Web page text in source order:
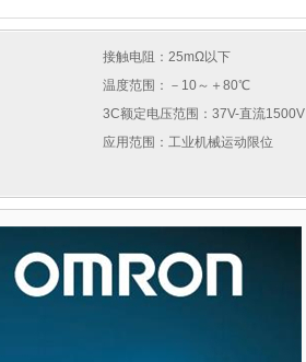
接触电阻：25mΩ以下
温度范围：－10～＋80℃
3C额定电压范围：37V-直流1500V
应用范围：工业机械运动限位